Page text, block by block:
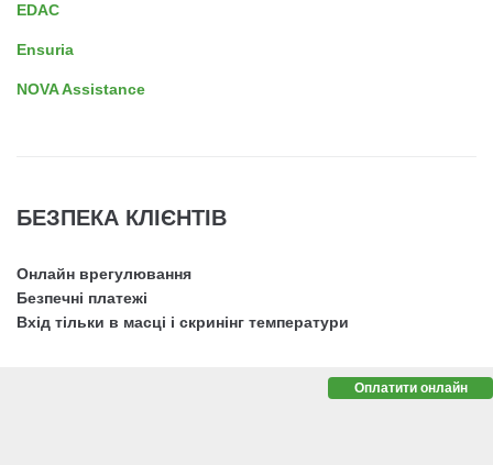
EDAC
Ensuria
NOVA Assistance
БЕЗПЕКА КЛІЄНТІВ
Онлайн врегулювання
Безпечні платежі
Вхід тільки в масці і скринінг температури
Оплатити онлайн